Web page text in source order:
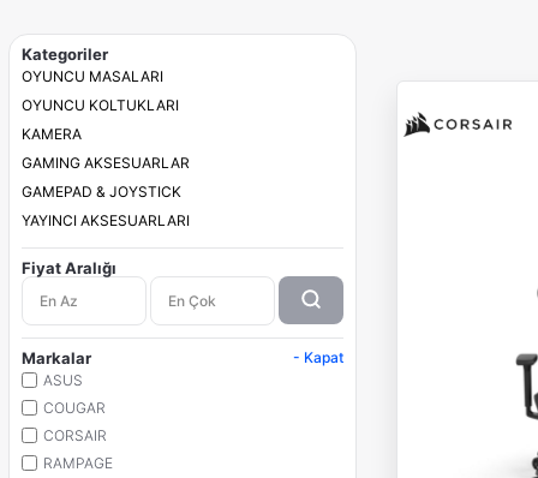
Kategoriler
OYUNCU MASALARI
OYUNCU KOLTUKLARI
KAMERA
GAMING AKSESUARLAR
GAMEPAD & JOYSTICK
YAYINCI AKSESUARLARI
Fiyat Aralığı
Markalar
- Kapat
ASUS
COUGAR
CORSAIR
RAMPAGE